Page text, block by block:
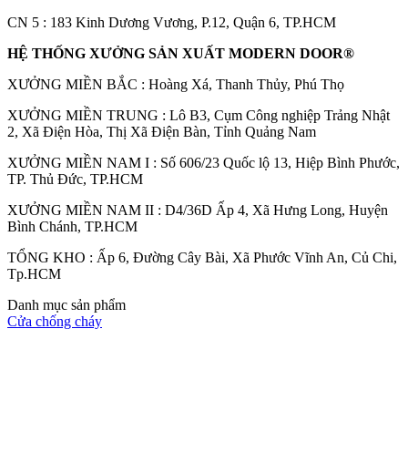
Các loại cửa
CN 5 : 183 Kinh Dương Vương, P.12, Quận 6, TP.HCM
HỆ THỐNG XƯỞNG SẢN XUẤT MODERN DOOR®
XƯỞNG MIỀN BẮC : Hoàng Xá, Thanh Thủy, Phú Thọ
XƯỞNG MIỀN TRUNG : Lô B3, Cụm Công nghiệp Trảng Nhật
2, Xã Điện Hòa, Thị Xã Điện Bàn, Tỉnh Quảng Nam
XƯỞNG MIỀN NAM I : Số 606/23 Quốc lộ 13, Hiệp Bình Phước,
TP. Thủ Đức, TP.HCM
XƯỞNG MIỀN NAM II : D4/36D Ấp 4, Xã Hưng Long, Huyện
Bình Chánh, TP.HCM
TỔNG KHO : Ấp 6, Đường Cây Bài, Xã Phước Vĩnh An, Củ Chi,
Tp.HCM
Danh mục sản phẩm
Cửa chống cháy